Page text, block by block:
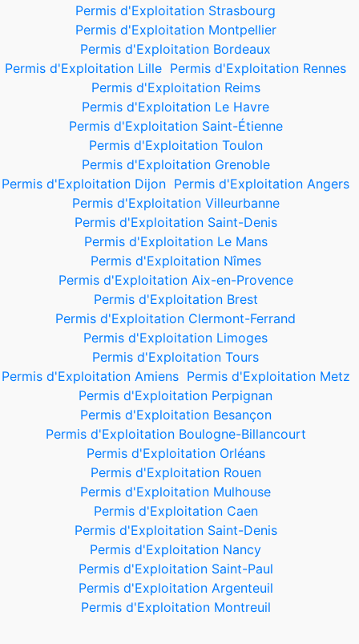
Permis d'Exploitation Strasbourg
Permis d'Exploitation Montpellier
Permis d'Exploitation Bordeaux
Permis d'Exploitation Lille Permis d'Exploitation Rennes
Permis d'Exploitation Reims
Permis d'Exploitation Le Havre
Permis d'Exploitation Saint-Étienne
Permis d'Exploitation Toulon
Permis d'Exploitation Grenoble
Permis d'Exploitation Dijon Permis d'Exploitation Angers
Permis d'Exploitation Villeurbanne
Permis d'Exploitation Saint-Denis
Permis d'Exploitation Le Mans
Permis d'Exploitation Nîmes
Permis d'Exploitation Aix-en-Provence
Permis d'Exploitation Brest
Permis d'Exploitation Clermont-Ferrand
Permis d'Exploitation Limoges
Permis d'Exploitation Tours
Permis d'Exploitation Amiens Permis d'Exploitation Metz
Permis d'Exploitation Perpignan
Permis d'Exploitation Besançon
Permis d'Exploitation Boulogne-Billancourt
Permis d'Exploitation Orléans
Permis d'Exploitation Rouen
Permis d'Exploitation Mulhouse
Permis d'Exploitation Caen
Permis d'Exploitation Saint-Denis
Permis d'Exploitation Nancy
Permis d'Exploitation Saint-Paul
Permis d'Exploitation Argenteuil
Permis d'Exploitation Montreuil